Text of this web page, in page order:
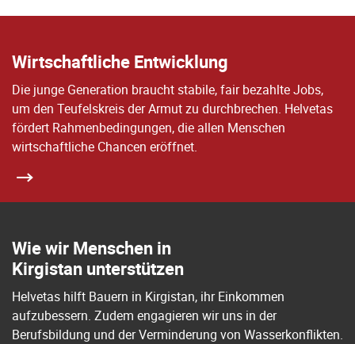
Wirtschaftliche Entwicklung
Die junge Generation braucht stabile, fair bezahlte Jobs,
um den Teufelskreis der Armut zu durchbrechen. Helvetas
fördert Rahmenbedingungen, die allen Menschen
wirtschaftliche Chancen eröffnet.
Wie wir Menschen in
Kirgistan unterstützen
Helvetas hilft Bauern in Kirgistan, ihr Einkommen
aufzubessern. Zudem engagieren wir uns in der
Berufsbildung und der Verminderung von Wasserkonflikten.